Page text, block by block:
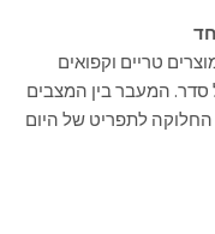
טריים וקפואים
סדר. המעבר בין המצבים
החלוקה לתפריט של היום